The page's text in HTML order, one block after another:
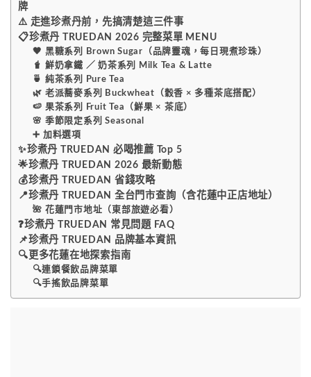
牌
⚠️ 走進珍煮丹前，先搞清楚這三件事
📋珍煮丹 TRUEDAN 2026 完整菜單 MENU
🖤 黑糖系列 Brown Sugar（品牌靈魂，每日現煮珍珠）
🧋 鮮奶拿鐵 ／ 奶茶系列 Milk Tea & Latte
🍵 純茶系列 Pure Tea
🌿 老派蕎麥系列 Buckwheat（穀香 × 多種茶底搭配）
🍉 果茶系列 Fruit Tea（鮮果 × 茶底）
🌸 季節限定系列 Seasonal
➕ 加料選項
✨珍煮丹 TRUEDAN 必喝推薦 Top 5
🌟珍煮丹 TRUEDAN 2026 最新動態
💰珍煮丹 TRUEDAN 省錢攻略
📍珍煮丹 TRUEDAN 全台門市查詢（含花蓮中正店地址）
🌺 花蓮門市地址（東部旅遊必看）
❓珍煮丹 TRUEDAN 常見問題 FAQ
📌珍煮丹 TRUEDAN 品牌基本資訊
🔍更多花蓮在地探索指南
🔍連鎖餐飲品牌菜單
🔍手搖飲品牌菜單